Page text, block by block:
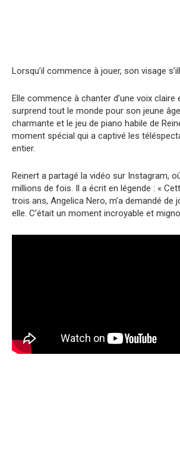
Lorsqu’il commence à jouer, son visage
Elle commence à chanter d’une voix claire
surprend tout le monde pour son jeune
charmante et le jeu de piano habile de
moment spécial qui a captivé les
entier.
Reinert a partagé la vidéo sur Instagram,
millions de fois. Il a écrit en légende : «
trois ans, Angelica Nero, m’a demandé de
elle. C’était un moment incroyable et